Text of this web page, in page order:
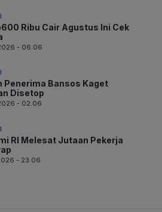
Ribu Cair Agustus Ini Cek
- 06.06
Penerima Bansos Kaget
Disetop
- 02.06
RI Melesat Jutaan Pekerja
- 23.06